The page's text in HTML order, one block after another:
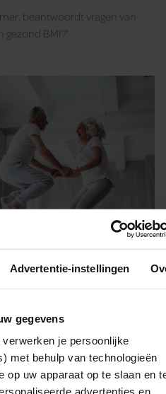
Advertentie-instellingen
gegevens
verwerken je persoonlijke
met behulp van technologieën
op uw apparaat op te slaan en
advertenties en
beantwoordt vragen van
gezond BMI?'
zo slecht nog niet op de
eens te zien hoe oud
in de landen om ons heen.